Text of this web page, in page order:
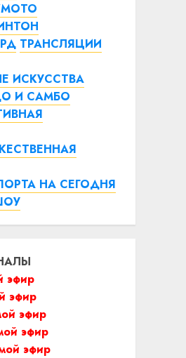
ТРАНСЛЯЦИИ
ИСКУССТВА
И САМБО
НА СЕГОДНЯ
эфир
эфир
эфир
эфир
эфир